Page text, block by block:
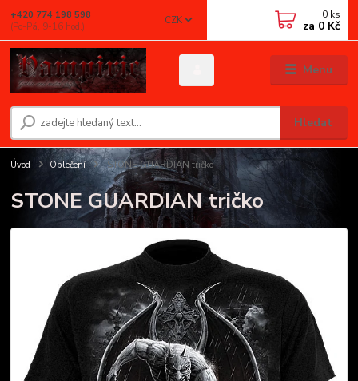
Menu
CZK
Hledat
+420 774 198 598
(Po-Pá, 9-16 hod.)
0 ks
za 0 Kč
Úvod Oblečení STONE GUARDIAN tričko
STONE GUARDIAN tričko